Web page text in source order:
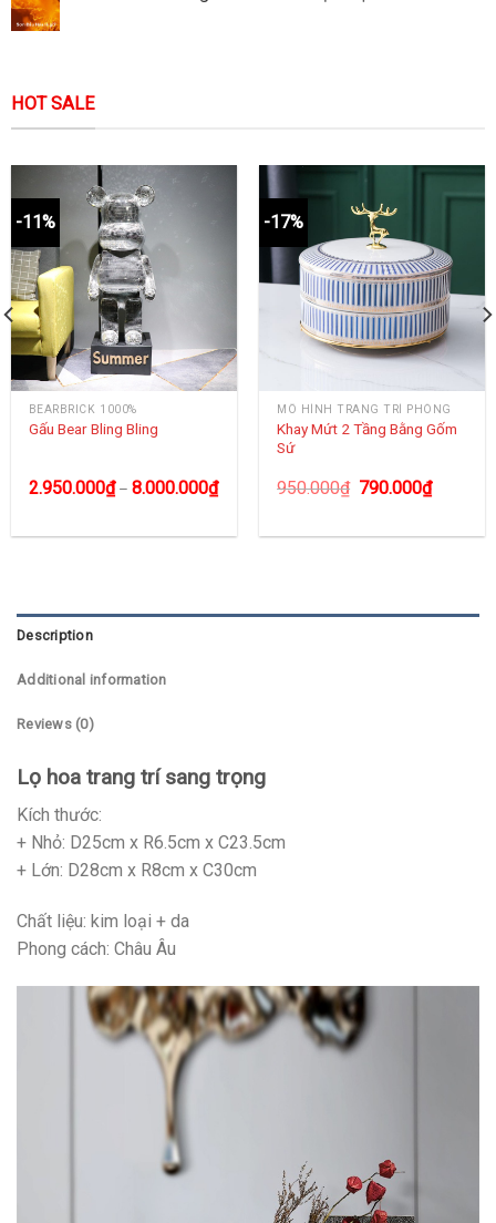
HOT SALE
-11%
BEARBRICK 1000%
Gấu Bear Bling Bling
2.950.000₫– 8.000.000₫
-17%
MÔ HÌNH TRANG TRÍ PHÒNG
Khay Mứt 2 Tầng Bằng Gốm
Sứ
950.000₫ 790.000₫
Description
Additional information
Reviews (0)
Lọ hoa trang trí sang trọng
Kích thước:
+ Nhỏ: D25cm x R6.5cm x C23.5cm
+ Lớn: D28cm x R8cm x C30cm
Chất liệu: kim loại + da
Phong cách: Châu Âu